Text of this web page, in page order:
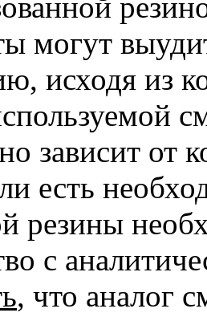
могут
исходя из
зависит от
есть
резины
с
, что аналог